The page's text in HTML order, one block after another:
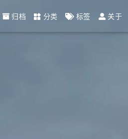
归档 分类 标签 关于